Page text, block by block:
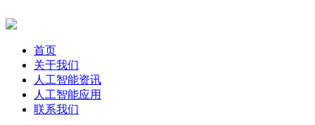
首页
关于我们
人工智能资讯
人工智能应用
联系我们